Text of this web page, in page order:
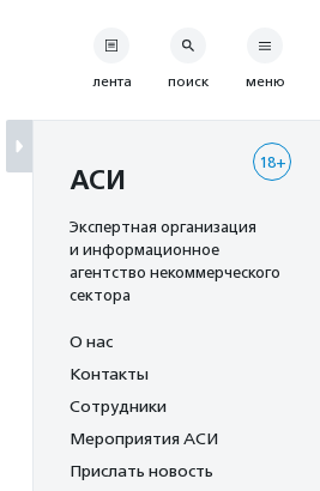
лента поиск меню
18+
АСИ
Экспертная организация
и информационное
агентство некоммерческого
сектора
О нас
Контакты
Сотрудники
Мероприятия АСИ
Прислать новость